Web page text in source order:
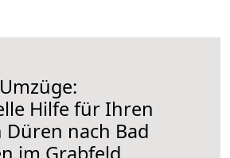
Hilfe für Ihren
Düren nach Bad